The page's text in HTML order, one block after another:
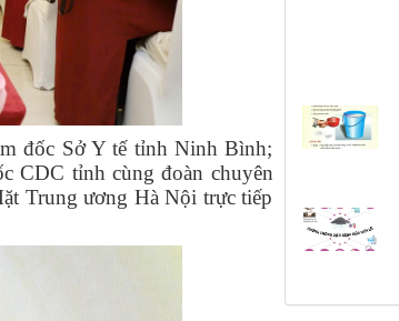
đốc Sở Y tế tỉnh Ninh Bình;
CDC tỉnh cùng đoàn chuyên
Trung ương Hà Nội trực tiếp